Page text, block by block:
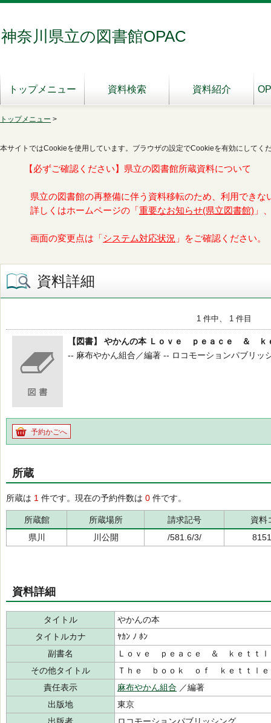
神奈川県立の図書館OPAC
トップメニュー 資料検索 資料紹介
トップメニュー >
本サイトではCookieを使用しています。ブラウザの設定でCookieを有効にしてく
【必ずご確認ください】県立の図書館所蔵資料について
県立の図書館の再整備に伴う資料移転のため、利用できな
詳しくはホームページの「 重要なお知らせ(県立図書館) 」
画面の変更点は「 システム対応状況 」をご確認ください。
資料詳細
1 件中、 1 件目
【図書】 やかんの本 Ｌｏｖｅ ｐｅａｃｅ ＆ ｋ
-- 麻布やかん組合／編著 -- ロコモーションパブリッ
予約かごへ
所蔵
所蔵は 1 件です。現在の予約件数は 0 件です。
所蔵館 所蔵場所 請求記号
資料
県川
川公開 /581.6/3/
資料詳細
タイトル
やかんの本
タイトルカナ
ﾔｶﾝ ﾉ ﾎﾝ
副書名
Ｌｏｖｅ ｐｅａｃｅ ＆ ｋｅｔｔｌ
その他タイトル
Ｔｈｅ ｂｏｏｋ ｏｆ ｋｅｔｔｌｅ
責任表示
麻布やかん組合 ／編著
出版地
東京